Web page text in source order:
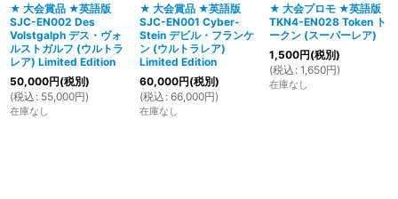
★ 大会賞品 ★英語版
SJC-EN002 Des
Volstgalph デス・ヴォ
ルストガルフ (ウルトラ
レア) Limited Edition
50,000円(税別)
(税込 : 55,000円)
在庫なし
★ 大会賞品 ★英語版
SJC-EN001 Cyber-
Stein デビル・フランケ
ン (ウルトラレア)
Limited Edition
60,000円(税別)
(税込 : 66,000円)
在庫なし
★ 大会プロモ ★英語版
TKN4-EN028 Token ト
ークン (スーパーレア)
1,500円(税別)
(税込 : 1,650円)
在庫なし